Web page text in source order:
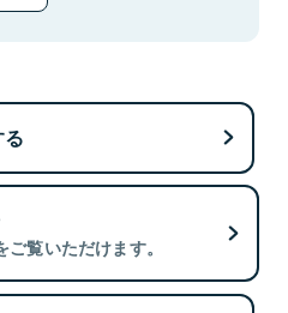
覧いただけます。